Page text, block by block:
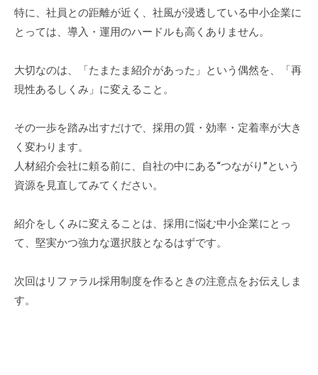
特に、社員との距離が近く、社風が浸透している中小企業に
とっては、導入・運用のハードルも高くありません。
大切なのは、「たまたま紹介があった」という偶然を、「再
現性あるしくみ」に変えること。
その一歩を踏み出すだけで、採用の質・効率・定着率が大き
く変わります。
人材紹介会社に頼る前に、自社の中にある“つながり”という
資源を見直してみてください。
紹介をしくみに変えることは、採用に悩む中小企業にとっ
て、堅実かつ強力な選択肢となるはずです。
次回はリファラル採用制度を作るときの注意点をお伝えしま
す。